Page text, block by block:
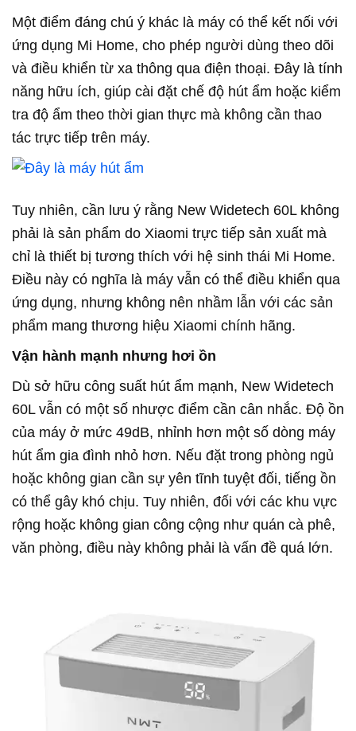
Một điểm đáng chú ý khác là máy có thể kết nối với
ứng dụng Mi Home, cho phép người dùng theo dõi
và điều khiển từ xa thông qua điện thoại. Đây là tính
năng hữu ích, giúp cài đặt chế độ hút ẩm hoặc kiểm
tra độ ẩm theo thời gian thực mà không cần thao
tác trực tiếp trên máy.
Tuy nhiên, cần lưu ý rằng New Widetech 60L không
phải là sản phẩm do Xiaomi trực tiếp sản xuất mà
chỉ là thiết bị tương thích với hệ sinh thái Mi Home.
Điều này có nghĩa là máy vẫn có thể điều khiển qua
ứng dụng, nhưng không nên nhầm lẫn với các sản
phẩm mang thương hiệu Xiaomi chính hãng.
Vận hành mạnh nhưng hơi ồn
Dù sở hữu công suất hút ẩm mạnh, New Widetech
60L vẫn có một số nhược điểm cần cân nhắc. Độ ồn
của máy ở mức 49dB, nhỉnh hơn một số dòng máy
hút ẩm gia đình nhỏ hơn. Nếu đặt trong phòng ngủ
hoặc không gian cần sự yên tĩnh tuyệt đối, tiếng ồn
có thể gây khó chịu. Tuy nhiên, đối với các khu vực
rộng hoặc không gian công cộng như quán cà phê,
văn phòng, điều này không phải là vấn đề quá lớn.